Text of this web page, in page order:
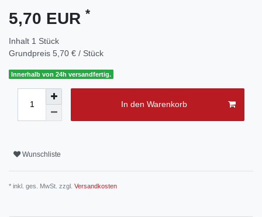
5,70 EUR *
Inhalt 1 Stück
Grundpreis 5,70 € / Stück
Innerhalb von 24h versandfertig.
In den Warenkorb
Wunschliste
* inkl. ges. MwSt. zzgl. Versandkosten